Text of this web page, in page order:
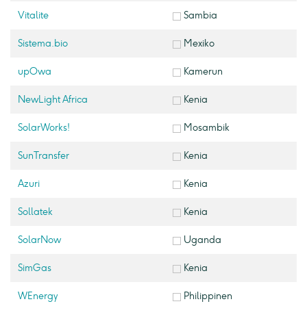
Vitalite Sambia
Sistema.bio Mexiko
upOwa Kamerun
NewLight Africa Kenia
SolarWorks! Mosambik
SunTransfer Kenia
Azuri Kenia
Sollatek Kenia
SolarNow Uganda
SimGas Kenia
WEnergy Philippinen